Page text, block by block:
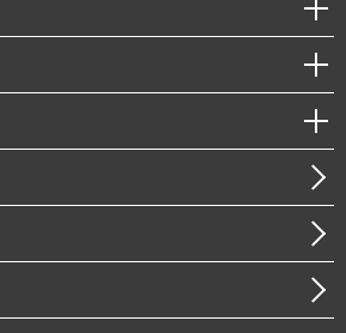
コンプライアンス）・防災（政策）
ーツ・スマートシティ
システム
）